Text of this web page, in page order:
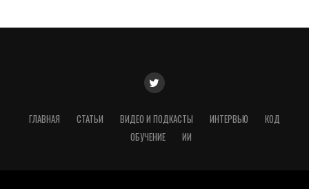
ГЛАВНАЯ СТАТЬИ ВИДЕО И ПОДКАСТЫ ИНТЕРВЬЮ
КОД
ОБУЧЕНИЕ
ИИ